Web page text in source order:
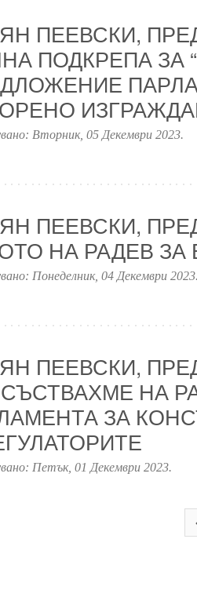
ПЕЕВСКИ,
ПОДКРЕПА ЗА
Вторник, 05 Декември 2023.
ПЕЕВСКИ,
НА РАДЕВ ЗА
Понеделник, 04 Декември 2023
ПЕЕВСКИ,
НА
ЗА
Петък, 01 Декември 2023.